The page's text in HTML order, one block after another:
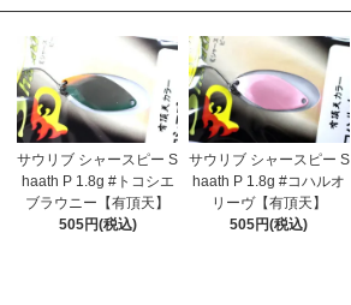
サウリブ シャースピー S
haath P 1.8g #トコシエ
ブラウニー【有頂天】
505円(税込)
サウリブ シャースピー S
haath P 1.8g #コハルオ
リーヴ【有頂天】
505円(税込)